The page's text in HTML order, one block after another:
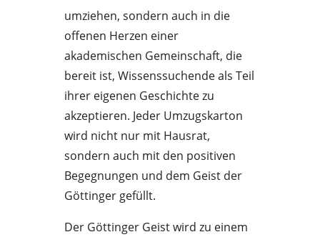
umziehen, sondern auch in die
offenen Herzen einer
akademischen Gemeinschaft, die
bereit ist, Wissenssuchende als Teil
ihrer eigenen Geschichte zu
akzeptieren. Jeder Umzugskarton
wird nicht nur mit Hausrat,
sondern auch mit den positiven
Begegnungen und dem Geist der
Göttinger gefüllt.
Der Göttinger Geist wird zu einem